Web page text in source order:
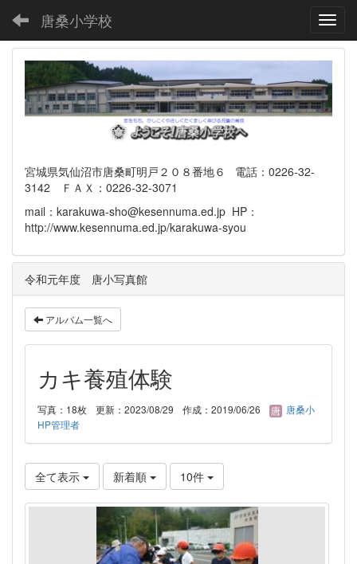
唐桑小学校
宮城県気仙沼市唐桑町明戸２０８番地６ 電話：0226-32-
3142 ＦＡＸ：0226-32-3071
mail：karakuwa-sho@kesennuma.ed.jp HP：
http://www.kesennuma.ed.jp/karakuwa-syou
令和元年度 唐小写真館
アルバム一覧へ
カキ養殖体験
写真：18枚 更新：2023/08/29 作成：2019/06/26
唐桑小
HP管理者
全て表示 新着順 10件